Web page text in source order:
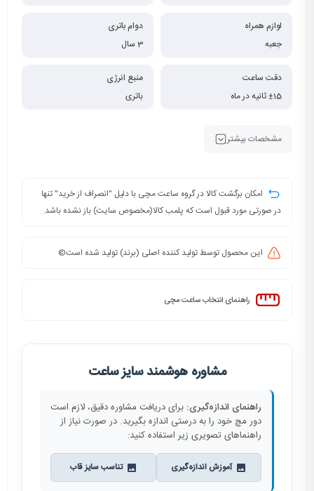
لوازم همراه
جعبه
دوام باتری
3 سال
دقت ساعت
±15 ثانیه در ماه
منبع انرژی
باتری
مشخصات بیشتر
امکان برگشت کالا در گروه ساعت مچی با دلیل "انصراف از خرید" تنها
در صورتی مورد قبول است که پلمب کالا(مخصوص سایت) باز نشده باشد.
این محصول توسط تولید کننده اصلی (برند) تولید شده است©️
راهنمای انتخاب ساعت مچی
مشاوره هوشمند سایز ساعت
راهنمای اندازه‌گیری: برای دریافت مشاوره دقیق، لازم است
دور مچ خود را به درستی اندازه بگیرید. در صورت نیاز از
راهنماهای تصویری زیر استفاده کنید:
آموزش اندازه‌گیری تناسب سایز قاب